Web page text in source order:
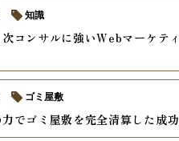
コンサルに強いWebマーケテ
知識
でゴミ屋敷を完全清算した成
ゴミ屋敷